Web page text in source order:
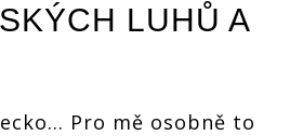
LUHŮ A
Pro mě osobně to